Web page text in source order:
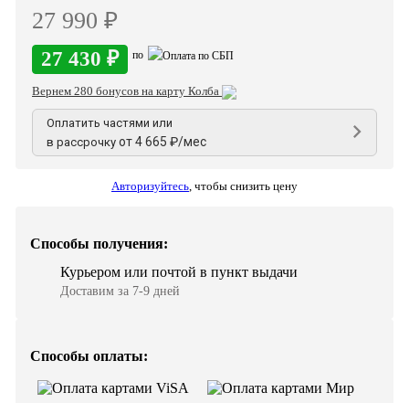
27 990 ₽
27 430 ₽ по
Вернем 280 бонусов на карту Колба
Оплатить частями или
в рассрочку от 4 665 ₽/мес
Авторизуйтесь, чтобы снизить цену
Способы получения:
Курьером или почтой в пункт выдачи
Доставим за 7-9 дней
Способы оплаты: